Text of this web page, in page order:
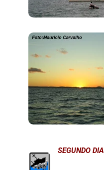
SEGUNDO DIA